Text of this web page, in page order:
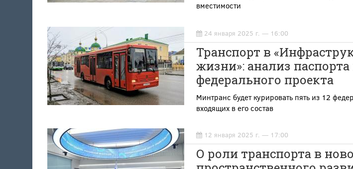
вместимости
24 января 2025 г. — 16:00
Транспорт в
жизни»: анализ паспорта
федерального проекта
Минтранс будет курировать пять из 12
входящих в его состав
12 января 2025 г. — 17:00
О роли транспорта в